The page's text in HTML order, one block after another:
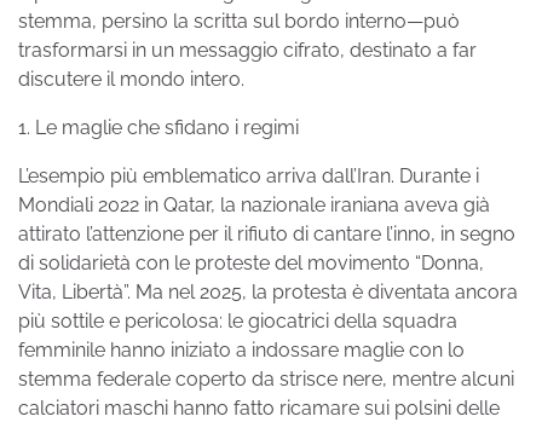
stemma, persino la scritta sul bordo interno—può
trasformarsi in un messaggio cifrato, destinato a far
discutere il mondo intero.
1. Le maglie che sfidano i regimi
L’esempio più emblematico arriva dall’Iran. Durante i
Mondiali 2022 in Qatar, la nazionale iraniana aveva già
attirato l’attenzione per il rifiuto di cantare l’inno, in segno
di solidarietà con le proteste del movimento “Donna,
Vita, Libertà”. Ma nel 2025, la protesta è diventata ancora
più sottile e pericolosa: le giocatrici della squadra
femminile hanno iniziato a indossare maglie con lo
stemma federale coperto da strisce nere, mentre alcuni
calciatori maschi hanno fatto ricamare sui polsini delle